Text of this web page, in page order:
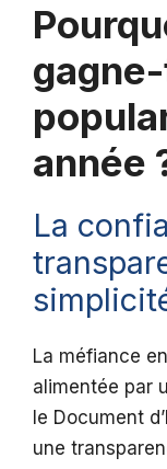
année
La
La méfiance
alimentée par
le Document
une